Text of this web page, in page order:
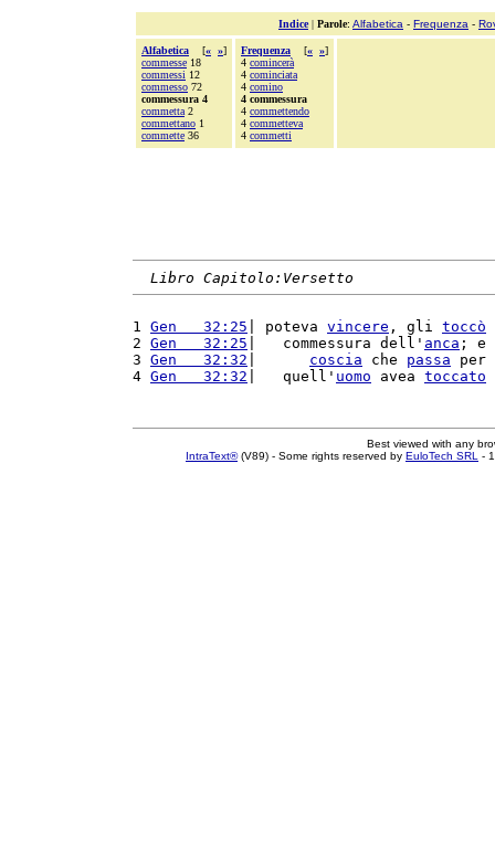
Indice| Parole: Alfabetica - Frequenza -
Alfabetica [« »]
commesse 18
commessi 12
commesso 72
commessura 4
commetta 2
commettano 1
commette 36
Frequenza [« »]
4 comincerà
4 cominciata
4 comino
4 commessura
4 commettendo
4 commetteva
4 commetti
Libro Capitolo:Versetto
1 Gen   32:25 | poteva vincere , gli toccò
2 Gen   32:25 |   commessura dell' anca ;
3 Gen   32:32 coscia che passa
4 Gen   32:32 |   quell' uomo avea toccato
Best viewed with any
IntraText®(V89) - Some rights reserved by EuloTech SRL -